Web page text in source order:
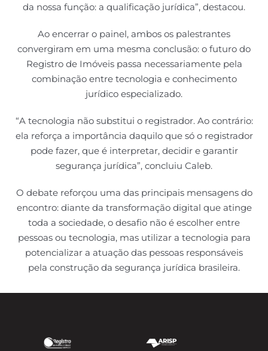
da nossa função: a qualificação jurídica”, destacou.
Ao encerrar o painel, ambos os palestrantes
convergiram em uma mesma conclusão: o futuro do
Registro de Imóveis passa necessariamente pela
combinação entre tecnologia e conhecimento
jurídico especializado.
“A tecnologia não substitui o registrador. Ao contrário:
ela reforça a importância daquilo que só o registrador
pode fazer, que é interpretar, decidir e garantir
segurança jurídica”, concluiu Caleb.
O debate reforçou uma das principais mensagens do
encontro: diante da transformação digital que atinge
toda a sociedade, o desafio não é escolher entre
pessoas ou tecnologia, mas utilizar a tecnologia para
potencializar a atuação das pessoas responsáveis
pela construção da segurança jurídica brasileira.